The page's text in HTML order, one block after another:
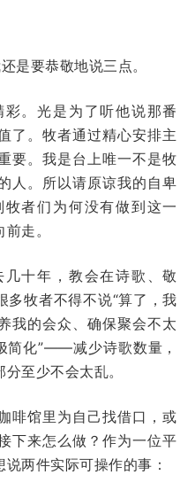
是要恭敬地说三点。
。光是为了听他说那番
了。牧者通过精心安排主
要。我是台上唯一不是牧
人。所以请原谅我的自卑
者们为何没有做到这一
走。
十年，教会在诗歌、敬
多牧者不得不说“算了，我
我的会众、确保聚会不太
简化”——减少诗歌数量，
至少不会太乱。
啡馆里为自己找借口，或
下来怎么做？作为一位平
两件实际可操作的事：